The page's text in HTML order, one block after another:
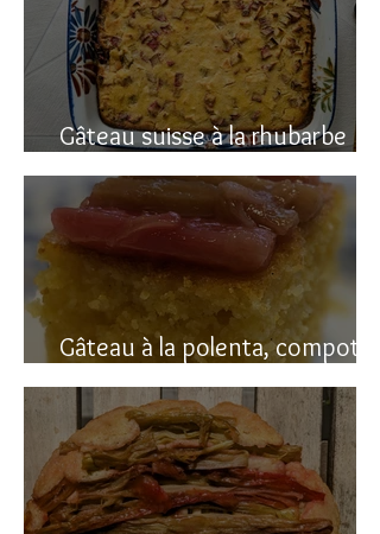
Gâteau suisse à la rhubarbe
(avec polenta)
Gâteau à la polenta, compotée
de rhubarbe (sans gluten)